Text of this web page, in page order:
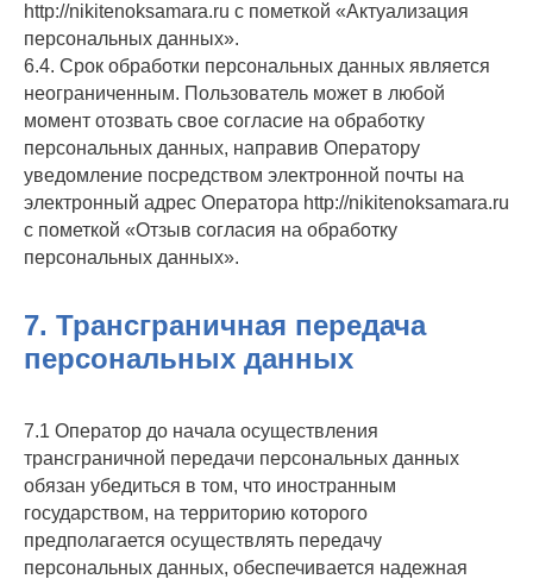
http://nikitenoksamara.ru с пометкой «Актуализация
персональных данных».
6.4. Срок обработки персональных данных является
неограниченным. Пользователь может в любой
момент отозвать свое согласие на обработку
персональных данных, направив Оператору
уведомление посредством электронной почты на
электронный адрес Оператора http://nikitenoksamara.ru
с пометкой «Отзыв согласия на обработку
персональных данных».
7. Трансграничная передача
персональных данных
7.1 Оператор до начала осуществления
трансграничной передачи персональных данных
обязан убедиться в том, что иностранным
государством, на территорию которого
предполагается осуществлять передачу
персональных данных, обеспечивается надежная